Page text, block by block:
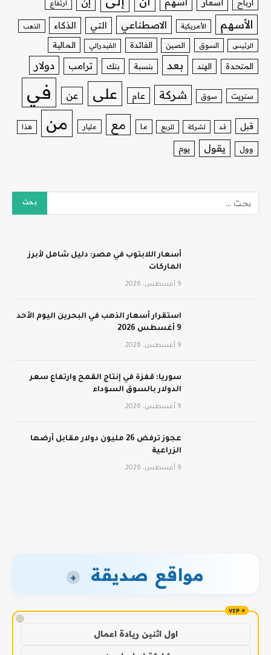
أرباح أسعار أسهم ارتفاع
الأسهم الأمريكية الاصطناعي التي الذكاء الذهب
الرئيس السوق الصين الفائدة الفيدرالي المالية
المتحدة الهند بعد بنسبة بنك ترامب دولار
ستريت سوق شركة عام على عن في
قبل قد لشركة للربع ما مع مليار من هذا
وول يقول يوم
أسعار اللابتوب في مصر: دليل شامل لأبرز
الماركات
9 أغسطس، 2026
استقرار أسعار الذهب في البحرين اليوم الأحد
9 أغسطس 2026
9 أغسطس، 2026
سوريا: قفزة في إنتاج القمح وارتفاع سعر
الدولار بالسوق السوداء
9 أغسطس، 2026
عجوز ترفض 26 مليون دولار مقابل أرضها
الزراعية
9 أغسطس، 2026
مواقع صديقة +
!
اول اثنين ريادة اعمال